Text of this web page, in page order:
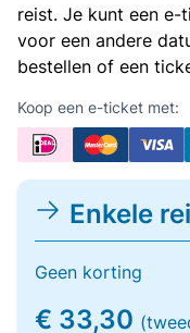
reist. Je kunt een
voor een andere
bestellen of een
Koop een e-ticket met:
Enkele
Geen korting
€ 33,30